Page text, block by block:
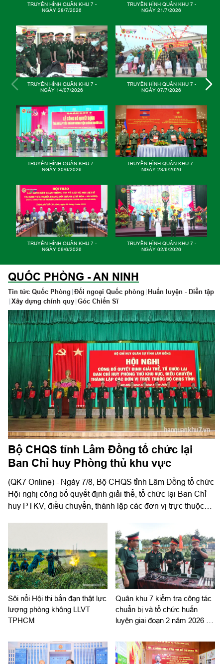
TRUYỀN HÌNH QUÂN KHU 7 -
NGÀY 26/5/2026
TRUYỀN HÌNH QUÂN KHU 7 -
NGÀY 19/5/2025
TRUYỀN HÌNH QUÂN KHU 7 -
NGÀY 12/5/2026
TRUYỀN HÌNH QUÂN KHU 7 -
NGÀY 05/5/2026
GIỮ VỮNG MẠCH NGUỒN
TRUYỀN HÌNH QUÂN KHU 7 -
NGÀY 28/4/2026
TRUYỀN HÌNH QUÂN KHU 7 -
NGÀY 21/4/2026
TRUYỀN HÌNH QUÂN KHU 7 -
NGÀY 14/4/2026
QUỐC PHÒNG - AN NINH
Tin tức Quốc Phòng|Đối ngoại Quốc phòng| Huấn luyện - Diễn tập
|Xây dựng chính quy|Góc Chiến Sĩ
Bộ CHQS tỉnh Lâm Đồng tổ chức lại
Ban Chỉ huy Phòng thủ khu vực
(QK7 Online) - Ngày 7/8, Bộ CHQS tỉnh Lâm Đồng tổ chức
Hội nghị công bố quyết định giải thể, tổ chức lại Ban Chỉ
huy PTKV, điều chuyển, thành lập các đơn vị trực thuộc
Thường vụ Đảng ủy, Phó Tư lệnh, Tham mưu trưởng
Quân khu dự và chỉ đạo hội nghị. Thiếu tướng Đinh Hồng
Tiếng, Ủy viên Thường vụ Tỉnh ủy, Chỉ huy trưởng Bộ
CHQS tỉnh Lâm Đồng chủ trì hội nghị.
Sôi nổi Hội thi bắn đạn thật lực
lượng phòng không LLVT
TPHCM
Quân khu 7 kiểm tra công tác
chuẩn bị và tổ chức huấn
luyện giai đoạn 2 năm 2026 tại